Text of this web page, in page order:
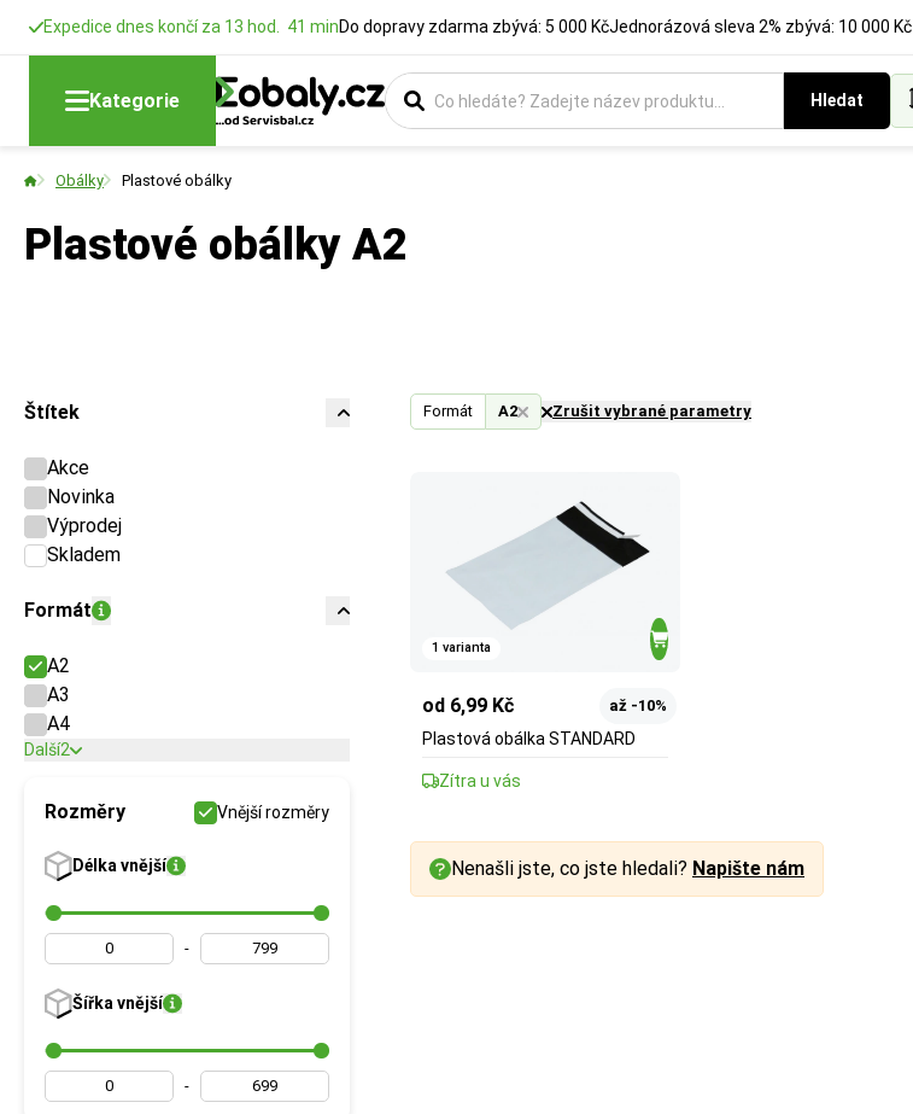
Expedice dnes končí za 13 hod. 41 minDo dopravy zdarma zbývá: 5 000 KčJednorázová sleva 2% zbývá: 10 000 Kč
Kategorie Hledat
Obálky Plastové obálky
Plastové obálky A2
Štítek
Akce
Novinka
Výprodej
Skladem
Formát
A2
A3
A4
Další2
Rozměry Vnější rozměry
Délka vnější
-
Šířka vnější
-
Formát A2 Zrušit vybrané parametry
1 varianta
od 6,99 Kč až -10%
Plastová obálka STANDARD
Zítra u vás
Nenašli jste, co jste hledali? Napište nám